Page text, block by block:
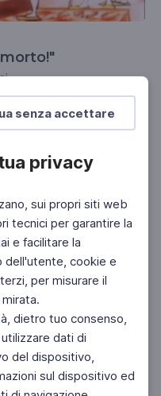
senza accettare
privacy
sui propri siti web
tecnici per garantire la
e facilitare la
dell'utente, cookie e
per misurare il
dietro tuo consenso,
dati di
del dispositivo,
sul dispositivo ed